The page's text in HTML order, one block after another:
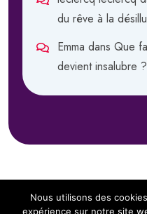
du rêve à la
Emma dans Que
devient insalubre ?
Nous utilisons des
expérience sur notre site